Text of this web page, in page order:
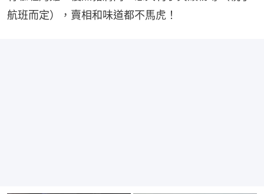
航班而定），賣相和味道都不馬虎！